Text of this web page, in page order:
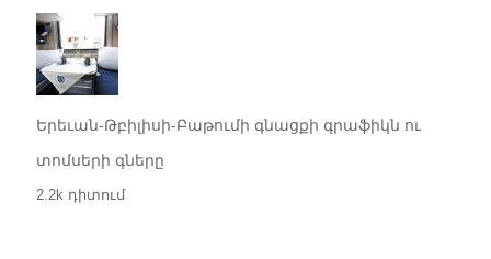
Երեւան-Թբիլիսի-Բաթումի գնացքի գրաֆիկն ու
տոմսերի գները
2.2k դիտում